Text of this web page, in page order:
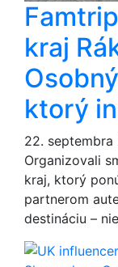
kraj
ktorý
22. septembra
Organizovali
kraj, ktorý
partnerom
destináciu –